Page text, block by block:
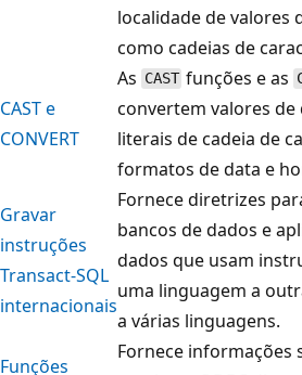
localidade de valores
como cadeias de
CAST e
CONVERT
As CAST funções e as
convertem valores de
literais de cadeia de
formatos de data e
Gravar
instruções
Transact-SQL
internacionais
Fornece diretrizes
bancos de dados e
dados que usam
uma linguagem a
a várias linguagens.
Funções
Fornece informações